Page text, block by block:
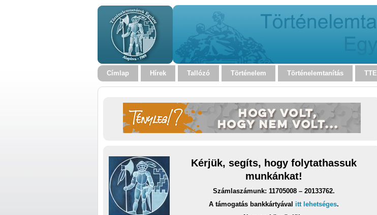
Címlap Hírek Tallózó Történelem Történelemtanítás TTE
Kérjük, segíts, hogy folytathassuk
munkánkat!
Számlaszámunk: 11705008 – 20133762.
A támogatás bankkártyával itt lehetséges.